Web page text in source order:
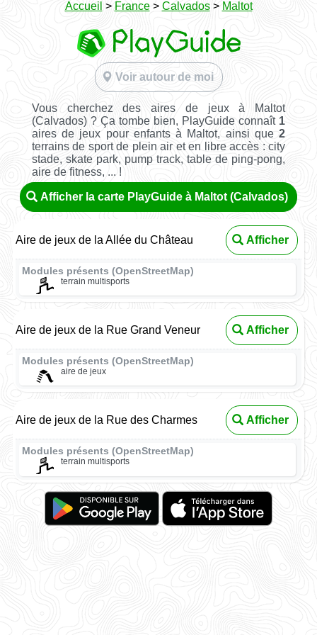
Accueil > France> Calvados> Maltot
Voir autour de moi
Vous cherchez des aires de jeux à Maltot
(Calvados) ? Ça tombe bien, PlayGuide connaît 1
aires de jeux pour enfants à Maltot, ainsi que2
terrains de sport de plein air et en libre accès : city
stade, skate park, pump track, table de ping-pong,
aire de fitness, ... !
Afficher la carte PlayGuide à Maltot (Calvados)
Aire de jeux de la Allée du Château Afficher
Modules présents (OpenStreetMap)
terrain multisports
Aire de jeux de la Rue Grand Veneur Afficher
Modules présents (OpenStreetMap)
aire de jeux
Aire de jeux de la Rue des Charmes Afficher
Modules présents (OpenStreetMap)
terrain multisports